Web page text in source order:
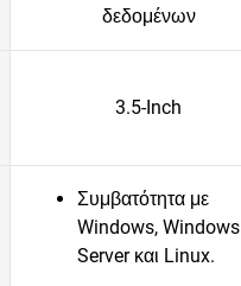
δεδομένων
3.5-Inch
Συμβατότητα με
Windows, Windows
Server και Linux.